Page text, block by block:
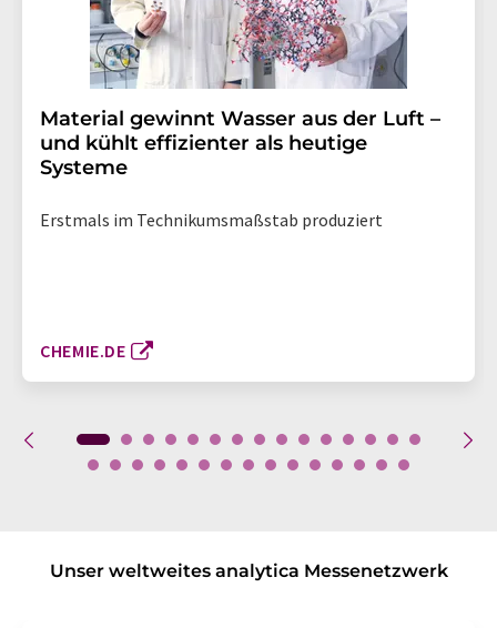
Material gewinnt Wasser aus der Luft –
und kühlt effizienter als heutige
Systeme
Erstmals im Technikumsmaßstab produziert
CHEMIE.DE
Unser weltweites analytica Messenetzwerk